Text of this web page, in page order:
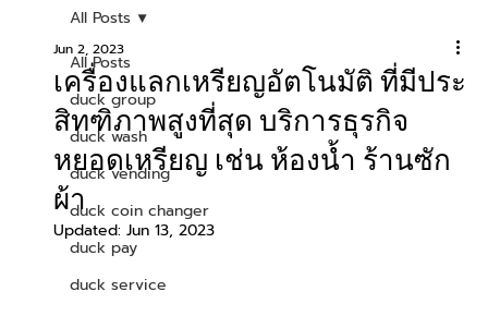
All Posts
duck group
duck wash
duck vending
duck coin changer
duck pay
duck service
All Posts
เครื่องแลกเหรียญอัตโนมัติ ที่มีประ
สิทฑิภาพสูงที่สุด บริการธุรกิจ
หยอดเหรียญ เช่น ห้องน้ำ ร้านซัก
ผ้า
Jun 2, 2023
Updated: Jun 13, 2023